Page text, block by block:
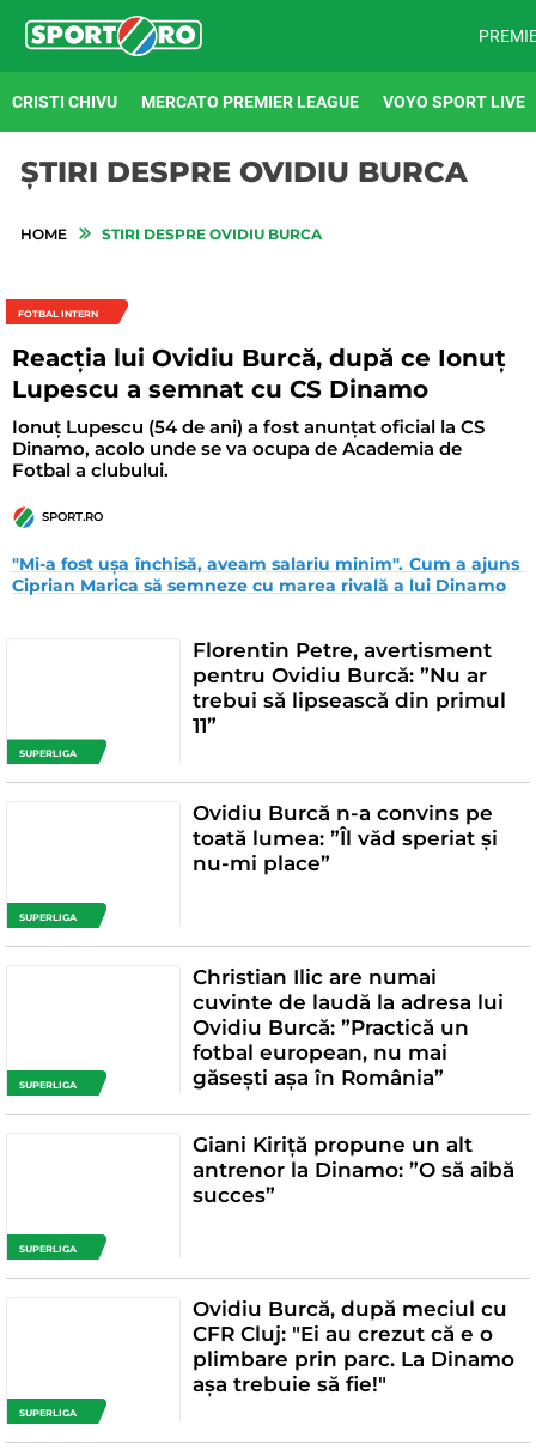
CRISTI CHIVU MERCATO PREMIER LEAGUE VOYO SPORT LIVE
ȘTIRI DESPRE OVIDIU BURCA
HOME STIRI DESPRE OVIDIU BURCA
FOTBAL INTERN
Reacția lui Ovidiu Burcă, după ce Ionuț
Lupescu a semnat cu CS Dinamo
Ionuț Lupescu (54 de ani) a fost anunțat oficial la CS
Dinamo, acolo unde se va ocupa de Academia de
Fotbal a clubului.
SPORT.RO
"Mi-a fost ușa închisă, aveam salariu minim". Cum a ajuns
Ciprian Marica să semneze cu marea rivală a lui Dinamo
SUPERLIGA
Florentin Petre, avertisment
pentru Ovidiu Burcă: ”Nu ar
trebui să lipsească din primul
11”
SUPERLIGA
Ovidiu Burcă n-a convins pe
toată lumea: ”Îl văd speriat și
nu-mi place”
SUPERLIGA
Christian Ilic are numai
cuvinte de laudă la adresa lui
Ovidiu Burcă: ”Practică un
fotbal european, nu mai
găsești așa în România”
SUPERLIGA
Giani Kiriță propune un alt
antrenor la Dinamo: ”O să aibă
succes”
SUPERLIGA
Ovidiu Burcă, după meciul cu
CFR Cluj: "Ei au crezut că e o
plimbare prin parc. La Dinamo
așa trebuie să fie!"